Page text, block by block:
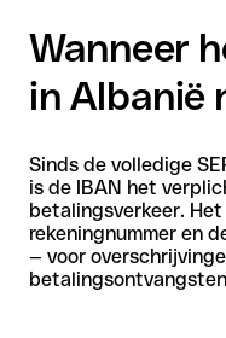
Wanneer
in Albanië
Sinds de volledige
is de IBAN het
betalingsverkeer.
rekeningnummer en
— voor